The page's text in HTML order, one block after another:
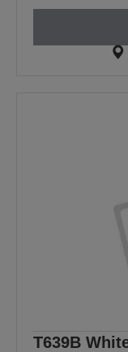
T639B